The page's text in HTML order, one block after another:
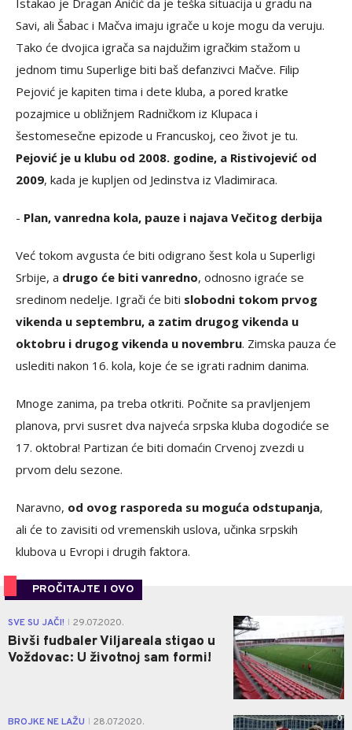
Istakao je Dragan Аničić da je teška situacija u gradu na
Savi, ali Šabac i Mačva imaju igrače u koje mogu da veruju.
Tako će dvojica igrača sa najdužim igračkim stažom u
jednom timu Superlige biti baš defanzivci Mačve. Filip
Pejović je kapiten tima i dete kluba, a pored kratke
pozajmice u obližnjem Radničkom iz Klupaca i
šestomesečne epizode u Francuskoj, ceo život je tu.
Pejović je u klubu od 2008. godine, a Ristivojević od
2009, kada je kupljen od Jedinstva iz Vladimiraca.
- Plan, vanredna kola, pauze i najava Večitog derbija
Već tokom avgusta će biti odigrano šest kola u Superligi
Srbije, a drugo će biti vanredno, odnosno igraće se
sredinom nedelje. Igrači će biti slobodni tokom prvog
vikenda u septembru, a zatim drugog vikenda u
oktobru i drugog vikenda u novembru. Zimska pauza će
uslediti nakon 16. kola, koje će se igrati radnim danima.
Mnoge zanima, pa treba otkriti. Počnite sa pravljenjem
planova, prvi susret dva najveća srpska kluba dogodiće se
17. oktobra! Partizan će biti domaćin Crvenoj zvezdi u
prvom delu sezone.
Naravno, od ovog rasporeda su moguća odstupanja,
ali će to zavisiti od vremenskih uslova, učinka srpskih
klubova u Evropi i drugih faktora.
PROČITAJTE I OVO
SVE SU JAČI! 29.07.2020.
Bivši fudbaler Viljareala stigao u
Voždovac: U životnoj sam formi!
BROJKE NE LAŽU 28.07.2020. 0